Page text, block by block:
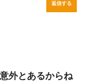
返信する
外とあるからね